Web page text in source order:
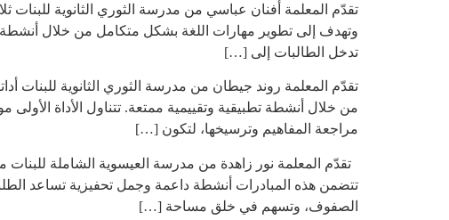
تقدّم المعلمة أفنان عباسي من مدرسة الثوري الثانوية للبنات
تدخل الطالبات إلى […]
تقدّم المعلمة روند جيطان من مدرسة الثوري الثانوية للبنات
من خلال أنشطة تطبيقية وتقييمية ممتعة. تتناول الأداة
مراجعة المفاهيم وترسيخها، لتكون […]
تقدّم المعلمة نور زاهدة من مدرسة العيسوية الشاملة
تتضمن هذه المبادرات أنشطة داعمة وجمل تحفيزية تساعد
الصفوف، وتسهم في خلق مساحة […]